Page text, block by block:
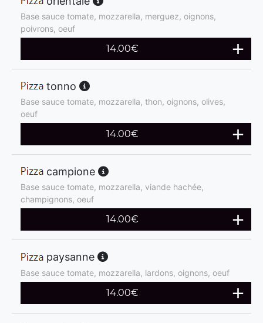
Base sauce tomate, mozzarella, merguez, oignons,
poivrons, oeuf
14.00€
tonno
Base sauce tomate, mozzarella, thon, oignons, olives,
oeuf
14.00€
campione
Base sauce tomate, mozzarella, viande hachée,
champignons, oeuf
14.00€
paysanne
Base sauce tomate, mozzarella, lardons, oignons, oeuf
14.00€